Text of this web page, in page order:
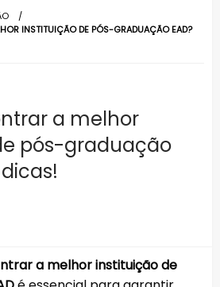
INSTITUIÇÃO DE PÓS-GRADUAÇÃO EAD?
a melhor
pós-graduação
dicas!
a melhor instituição de